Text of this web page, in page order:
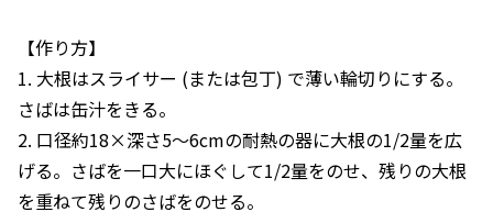
【作り方】
1. 大根はスライサー (または包丁) で薄い輪切りにする。
さばは缶汁をきる。
2. 口径約18×深さ5～6cmの耐熱の器に大根の1/2量を広
げる。さばを一口大にほぐして1/2量をのせ、残りの大根
を重ねて残りのさばをのせる。